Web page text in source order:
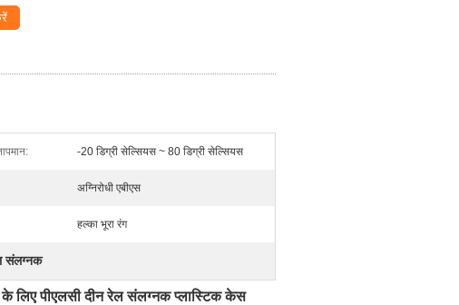
-20 डिग्री सेल्सियस ~ 80 डिग्री सेल्सियस
अग्निरोधी एबीएस
हल्का भूरा रंग
संलग्नक
लिए पीएलसी दीन रेल संलग्नक प्लास्टिक केस